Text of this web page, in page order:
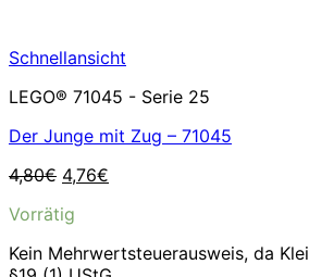
Schnellansicht
LEGO® 71045 - Serie 25
Der Junge mit Zug – 71045
4,80€ Ursprünglicher
war:
4,76€
Vorrätig
Kein Mehrwertsteuerausweis, da